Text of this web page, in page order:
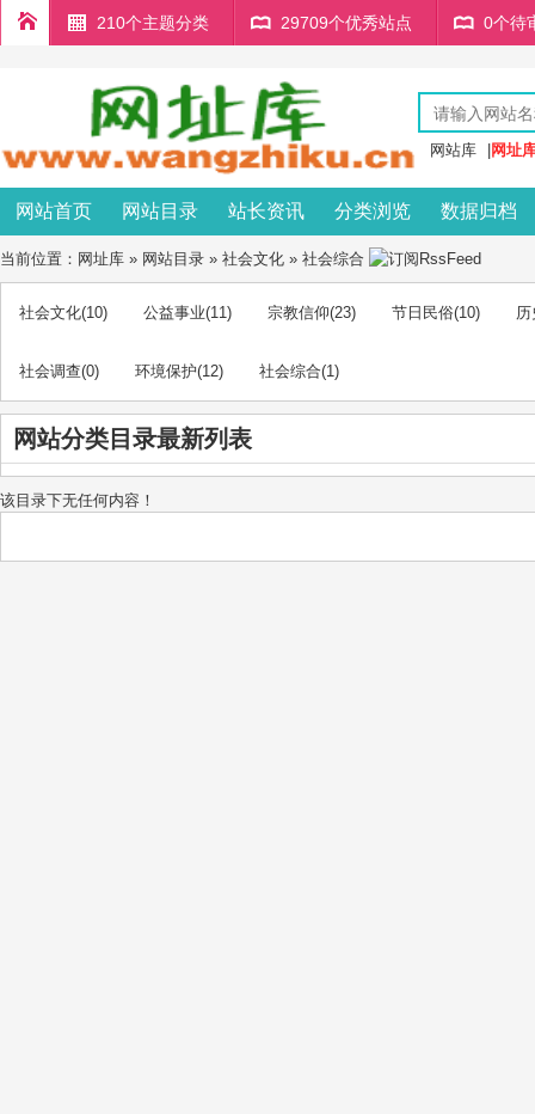
210个主题分类 29709个优秀站点 0个待
网站库 网址
网站首页 网站目录 站长资讯 分类浏览 数据归档
当前位置： 网址库 » 网站目录 » 社会文化 » 社会综合
社会文化(10) 公益事业(11) 宗教信仰(23) 节日民俗(10)
社会调查(0) 环境保护(12) 社会综合(1)
网站分类目录最新列表
该目录下无任何内容！